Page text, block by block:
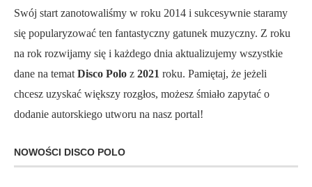
Swój start zanotowaliśmy w roku 2014 i sukcesywnie staramy
się popularyzować ten fantastyczny gatunek muzyczny. Z roku
na rok rozwijamy się i każdego dnia aktualizujemy wszystkie
dane na temat Disco Polo z 2021 roku. Pamiętaj, że jeżeli
chcesz uzyskać większy rozgłos, możesz śmiało zapytać o
dodanie autorskiego utworu na nasz portal!
NOWOŚCI DISCO POLO